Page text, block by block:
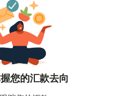
您的汇款去向